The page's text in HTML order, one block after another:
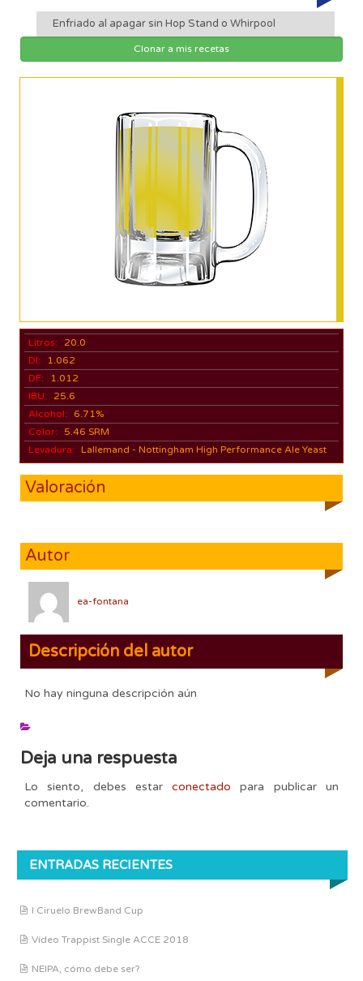
Enfriado al apagar sin Hop Stand o Whirpool
Clonar a mis recetas
Litros:
20.0
DI:
1.062
DF:
1.012
IBU:
25.6
Alcohol:
6.71%
Color:
5.46 SRM
Levadura: Lallemand - Nottingham High Performance Ale Yeast
Valoración
Autor
ea-fontana
Descripción del autor
No hay ninguna descripción aún
Deja una respuesta
Lo siento, debes estarconectado para publicar un
comentario.
ENTRADAS RECIENTES
I Ciruelo BrewBand Cup
Vídeo Trappist Single ACCE 2018
NEIPA, cómo debe ser?